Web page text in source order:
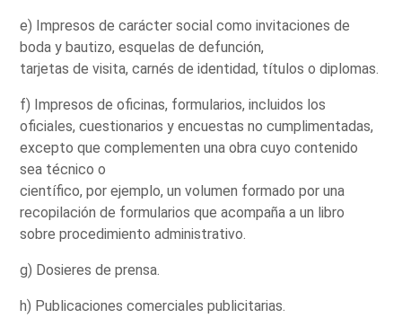
e) Impresos de carácter social como invitaciones de
boda y bautizo, esquelas de defunción,
tarjetas de visita, carnés de identidad, títulos o diplomas.
f) Impresos de oficinas, formularios, incluidos los
oficiales, cuestionarios y encuestas no cumplimentadas,
excepto que complementen una obra cuyo contenido
sea técnico o
científico, por ejemplo, un volumen formado por una
recopilación de formularios que acompaña a un libro
sobre procedimiento administrativo.
g) Dosieres de prensa.
h) Publicaciones comerciales publicitarias.